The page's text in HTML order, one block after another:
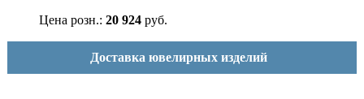
Цена розн.: 20 924 руб.
Доставка ювелирных изделий